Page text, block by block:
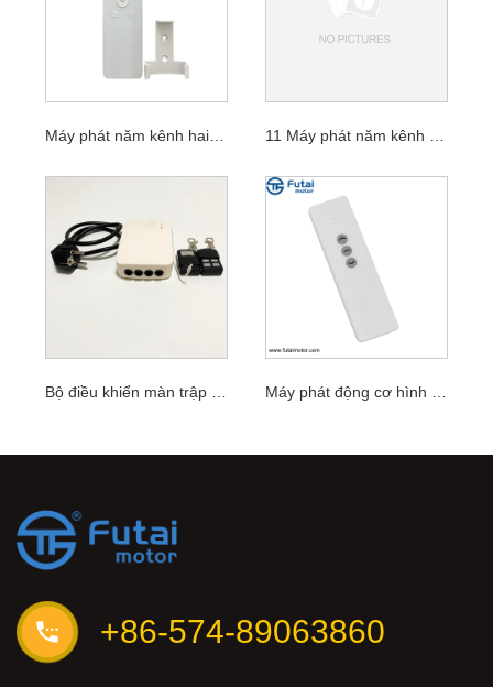
Máy phát năm kênh hai chiều
+86-574-89063860